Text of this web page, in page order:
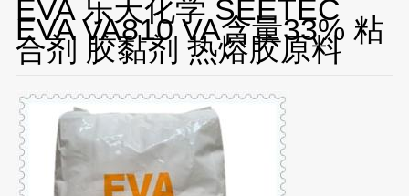
EVA 乐天化学 SEETEC
EVA VA810 VA含量33% 粘
合剂 胶黏剂 热熔胶原料